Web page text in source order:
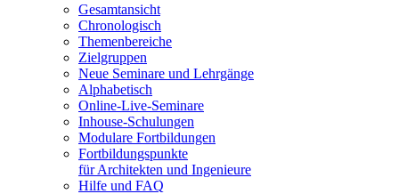
Gesamtansicht
Chronologisch
Themenbereiche
Zielgruppen
Neue Seminare und Lehrgänge
Alphabetisch
Online-Live-Seminare
Inhouse-Schulungen
Modulare Fortbildungen
Fortbildungspunkte
für Architekten und Ingenieure
Hilfe und FAQ